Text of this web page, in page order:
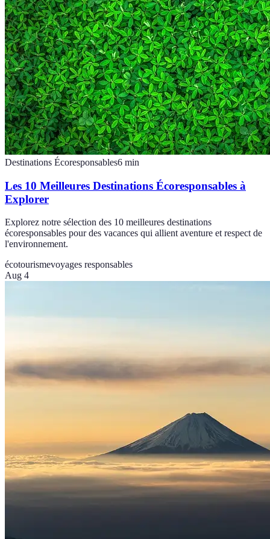
Destinations Écoresponsables6 min
Les 10 Meilleures Destinations Écoresponsables à
Explorer
Explorez notre sélection des 10 meilleures destinations
écoresponsables pour des vacances qui allient aventure et respect de
l'environnement.
écotourismevoyages responsables
Aug 4